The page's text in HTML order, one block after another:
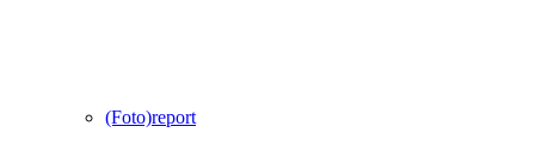
(Foto)report